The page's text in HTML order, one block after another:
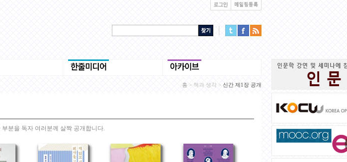
홈 > 책과 생각 > 신간 제1장 공개
분을 독자 여러분께 살짝 공개합니다.